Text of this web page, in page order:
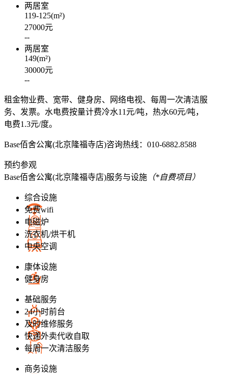
两居室
119-125(m²)
27000元
--
两居室
149(m²)
30000元
--
租金物业费、宽带、健身房、网络电视、每周一次清洁服
务、发票。水电费按量计费冷水11元/吨，热水60元/吨，
电费1.3元/度。
Base佰舍公寓(北京隆福寺店)咨询热线：010-6882.8588
预约参观
Base佰舍公寓(北京隆福寺店)服务与设施 （*自费项目）
综合设施
免费wifi
电磁炉
洗衣机/烘干机
中央空调
康体设施
健身房
基础服务
24小时前台
及时维修服务
快递外卖代收自取
每周一次清洁服务
商务设施